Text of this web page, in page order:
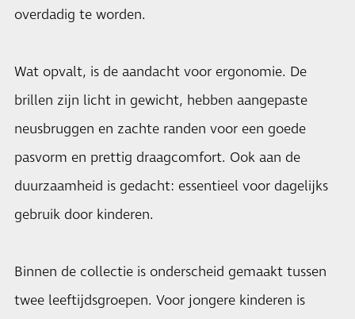
overdadig te worden.
Wat opvalt, is de aandacht voor ergonomie. De
brillen zijn licht in gewicht, hebben aangepaste
neusbruggen en zachte randen voor een goede
pasvorm en prettig draagcomfort. Ook aan de
duurzaamheid is gedacht: essentieel voor dagelijks
gebruik door kinderen.
Binnen de collectie is onderscheid gemaakt tussen
twee leeftijdsgroepen. Voor jongere kinderen is